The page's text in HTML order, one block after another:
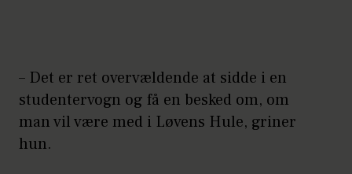
– Det er ret overvældende at sidde i en
studentervogn og få en besked om, om
man vil være med i Løvens Hule, griner
hun.